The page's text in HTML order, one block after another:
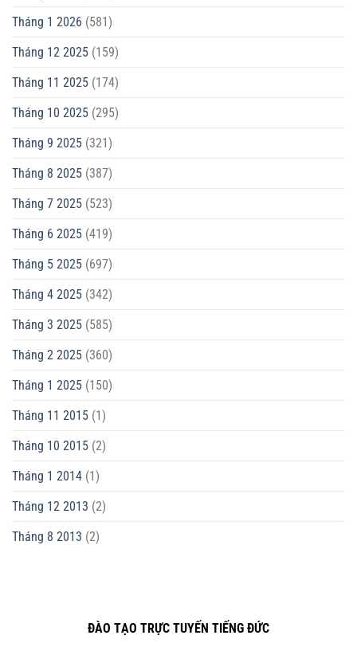
Tháng 1 2026 (581)
Tháng 12 2025 (159)
Tháng 11 2025 (174)
Tháng 10 2025 (295)
Tháng 9 2025 (321)
Tháng 8 2025 (387)
Tháng 7 2025 (523)
Tháng 6 2025 (419)
Tháng 5 2025 (697)
Tháng 4 2025 (342)
Tháng 3 2025 (585)
Tháng 2 2025 (360)
Tháng 1 2025 (150)
Tháng 11 2015 (1)
Tháng 10 2015 (2)
Tháng 1 2014 (1)
Tháng 12 2013 (2)
Tháng 8 2013 (2)
ĐÀO TẠO TRỰC TUYẾN TIẾNG ĐỨC